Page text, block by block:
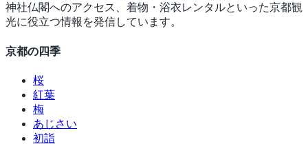
神社仏閣へのアクセス、着物・浴衣レンタルといった京都観
光に役立つ情報を発信しています。
京都の四季
桜
紅葉
梅
あじさい
初詣